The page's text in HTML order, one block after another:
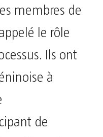
membres de
le rôle
Ils ont
à
de